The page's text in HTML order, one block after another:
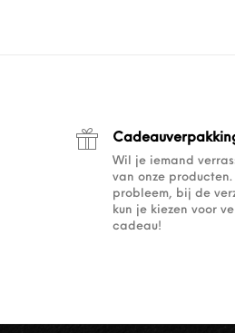
Wil je iemand
van onze producten.
probleem, bij de
kun je kiezen voor
cadeau!